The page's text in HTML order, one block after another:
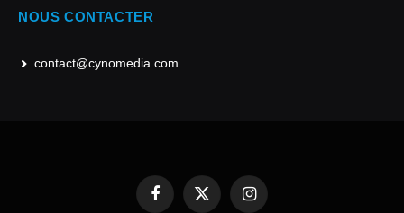
NOUS CONTACTER
contact@cynomedia.com
FacebookX
Instagram